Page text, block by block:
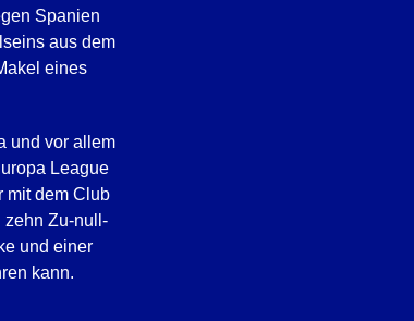
Spanien
aus dem
eines
und vor allem
League
mit dem Club
zehn Zu-null-
und einer
kann.